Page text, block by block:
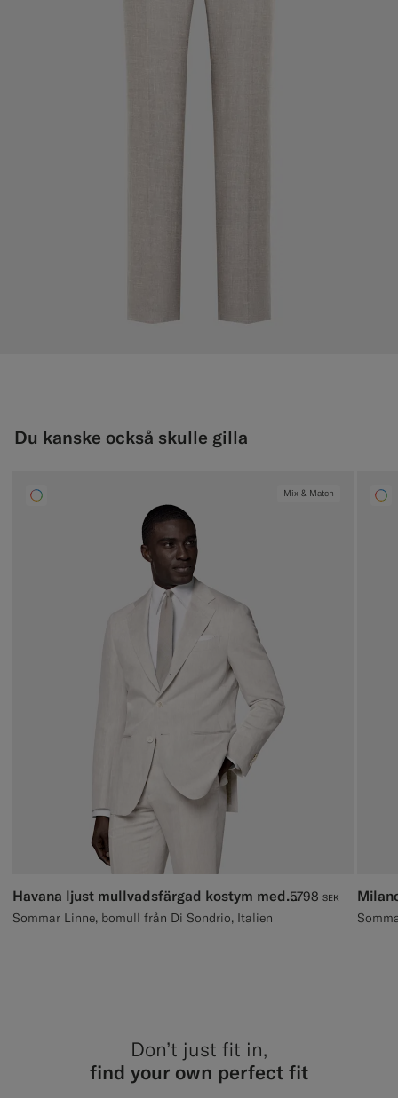
Du kanske också skulle gilla
Mix & Match
Havana ljust mullvadsfärgad kostym med tailored fit
Sommar Linne, bomull från Di Sondrio, Italien
5798 SEK
Don’t just fit in,
find your own perfect fit